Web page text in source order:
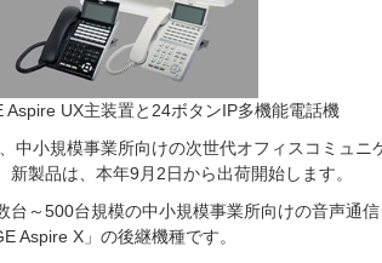
Aspire UX主装置と24ボタンIP多機能電話機
中小規模事業所向けの次世代オフィスコミュニ
新製品は、本年9月2日から出荷開始します。
～500台規模の中小規模事業所向けの音声通信
Aspire X」の後継機種です。